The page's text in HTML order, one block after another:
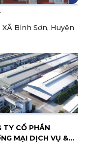
Bình Sơn, Huyện
TY CỔ PHẦN
MẠI DỊCH VỤ &